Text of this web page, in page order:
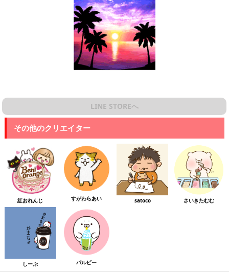
LINE STOREへ
その他のクリエイター
紅おれんじ すがわらあい satoco さいきたむむ
しーぷ パルピー